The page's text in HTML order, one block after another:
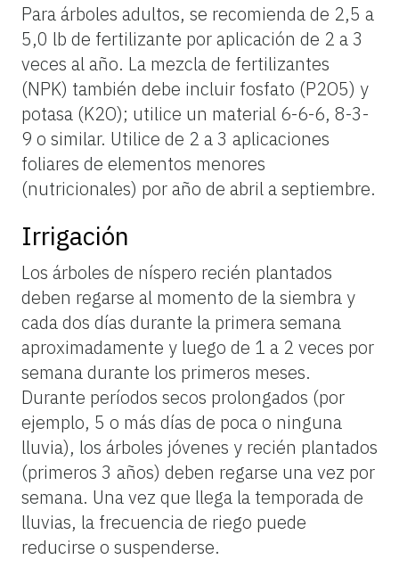
Para árboles adultos, se recomienda de 2,5 a
5,0 lb de fertilizante por aplicación de 2 a 3
veces al año. La mezcla de fertilizantes
(NPK) también debe incluir fosfato (P2O5) y
potasa (K2O); utilice un material 6-6-6, 8-3-
9 o similar. Utilice de 2 a 3 aplicaciones
foliares de elementos menores
(nutricionales) por año de abril a septiembre.
Irrigación
Los árboles de níspero recién plantados
deben regarse al momento de la siembra y
cada dos días durante la primera semana
aproximadamente y luego de 1 a 2 veces por
semana durante los primeros meses.
Durante períodos secos prolongados (por
ejemplo, 5 o más días de poca o ninguna
lluvia), los árboles jóvenes y recién plantados
(primeros 3 años) deben regarse una vez por
semana. Una vez que llega la temporada de
lluvias, la frecuencia de riego puede
reducirse o suspenderse.